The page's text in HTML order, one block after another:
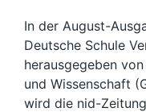
In der August-
Deutsche Schule
herausgegeben
und Wissenschaft
wird die nid-